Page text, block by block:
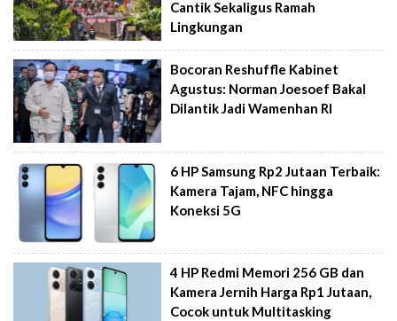
Cantik Sekaligus Ramah
Lingkungan
Bocoran Reshuffle Kabinet
Agustus: Norman Joesoef Bakal
Dilantik Jadi Wamenhan RI
6 HP Samsung Rp2 Jutaan Terbaik:
Kamera Tajam, NFC hingga
Koneksi 5G
4 HP Redmi Memori 256 GB dan
Kamera Jernih Harga Rp1 Jutaan,
Cocok untuk Multitasking